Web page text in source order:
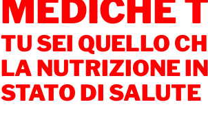
MEDICHE
TU SEI QUELLO
LA NUTRIZIONE
STATO DI SALUTE